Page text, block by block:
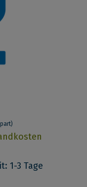
1-3 Tage